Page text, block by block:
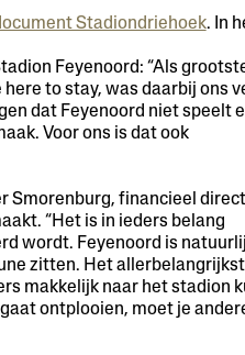
Stadiondriehoek. In
Feyenoord: “Als
to stay, was daarbij ons
dat Feyenoord niet
Voor ons is dat ook
Smorenburg, financieel
“Het is in ieders belang
wordt. Feyenoord is
zitten. Het
makkelijk naar het stadion
ontplooien, moet je